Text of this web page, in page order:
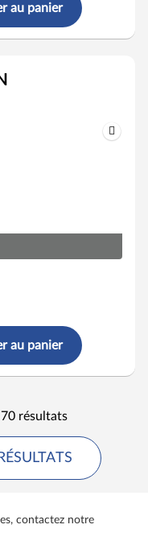
au panier
au panier
résultats
contactez notre